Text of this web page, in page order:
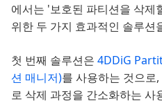
에서는 '보호된 파티션을 삭제
위한 두 가지 효과적인 솔루션
첫 번째 솔루션은 4DDiG
션 매니저)를 사용하는 것으로
로 삭제 과정을 간소화하는 사